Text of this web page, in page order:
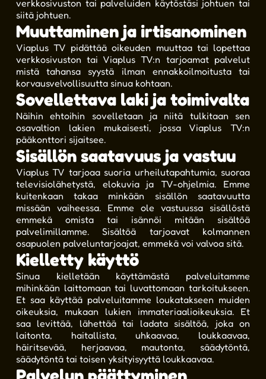
verkkosivuston tai palveluiden käytöstäsi johtuen tai
siitä johtuen.
Muuttaminen ja irtisanominen
Viaplus TV pidättää oikeuden muuttaa tai lopettaa
verkkosivuston tai Viaplus TV:n tarjoamat palvelut
mistä tahansa syystä ilman ennakkoilmoitusta tai
korvausvelvollisuutta sinua kohtaan.
Sovellettava laki ja toimivalta
Näihin ehtoihin sovelletaan ja niitä tulkitaan sen
osavaltion lakien mukaisesti, jossa Viaplus TV:n
pääkonttori sijaitsee.
Sisällön saatavuus ja vastuu
Viaplus TV tarjoaa suoria urheilutapahtumia, suoraa
televisiolähetystä, elokuvia ja TV-ohjelmia. Emme
kuitenkaan takaa minkään sisällön saatavuutta
missään vaiheessa. Emme ole vastuussa sisällöstä
emmekä omista tai isännöi mitään sisältöä
palvelimillamme. Sisältöä tarjoavat kolmannen
osapuolen palveluntarjoajat, emmekä voi valvoa sitä.
Kielletty käyttö
Sinua kielletään käyttämästä palveluitamme
mihinkään laittomaan tai luvattomaan tarkoitukseen.
Et saa käyttää palveluitamme loukatakseen muiden
oikeuksia, mukaan lukien immateriaalioikeuksia. Et
saa levittää, lähettää tai ladata sisältöä, joka on
laitonta, haitallista, uhkaavaa, loukkaavaa,
häiritsevää, herjaavaa, mautonta, säädytöntä,
säädytöntä tai toisen yksityisyyttä loukkaavaa.